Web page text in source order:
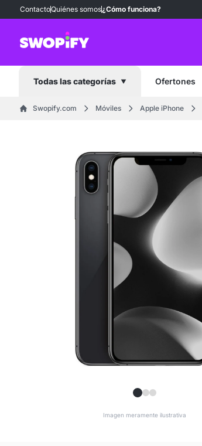
ContactoQuiénes somos¿Cómo funciona?
Todas las categorías Ofertones
Swopify.com Móviles Apple iPhone
Imagen meramente ilustrativa